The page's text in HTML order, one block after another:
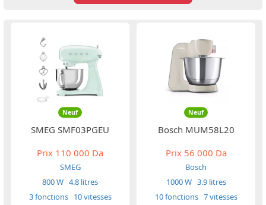
Neuf
SMEG SMF03PGEU
Prix 110 000 Da
SMEG
800 W 4.8 litres
3 fonctions 10 vitesses
Neuf
Bosch MUM58L20
Prix56 000 Da
Bosch
1000 W 3.9 litres
10 fonctions 7 vitesses